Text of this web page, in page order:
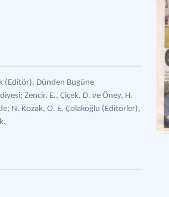
(Editör), Dünden Bugüne
Zencir, E., Çiçek, D. ve Öney, H.
N. Kozak, O. E. Çolakoğlu (Editörler),